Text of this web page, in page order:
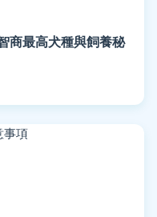
商最高犬種與飼養秘